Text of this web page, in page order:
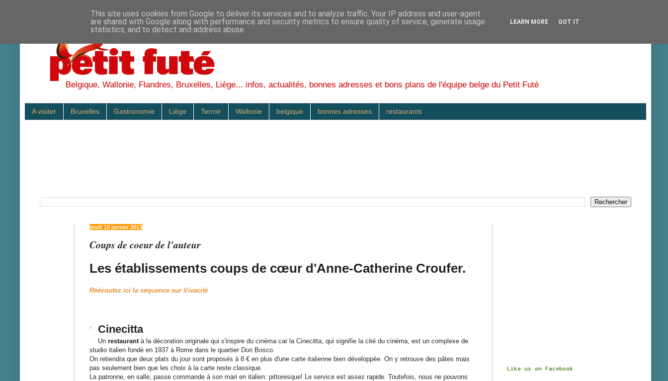
Belgique, Wallonie, Flandres, Bruxelles, Liège... infos, actualités, bonnes adresses et bons plans de l'équipe belge du Petit Futé
A visiter Bruxelles Gastronomie Liège Terroir Wallonie belgique bonnes adresses restaurants
jeudi 10 janvier 2013
Coups de coeur de l'auteur
Les établissements coups de cœur d'Anne-Catherine Croufer.
Réécoutez ici la séquence sur Vivacité
Cinecitta
Unrestaurant à la décoration originale qui s'inspire du cinéma car la Cinecitta, qui signifie la cité du cinéma, est un complexe de
studio italien fondé en 1937 à Rome dans le quartier Don Bosco.
On retiendra que deux plats du jour sont proposés à 8 € en plus d'une carte italienne bien développée. On y retrouve des pâtes mais
pas seulement bien que les choix à la carte reste classique.
La patronne, en salle, passe commande à son mari en italien: pittoresque! Le service est assez rapide. Toutefois, nous ne pouvons
Like us on Facebook
This site uses cookies from Google to deliver its services and to analyze traffic. Your IP address and user-agent
are shared with Google along with performance and security metrics to ensure quality of service, generate usage
statistics, and to detect and address abuse.
LEARN MORE GOT IT